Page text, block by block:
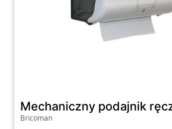
Mechaniczny podajnik
Bricoman